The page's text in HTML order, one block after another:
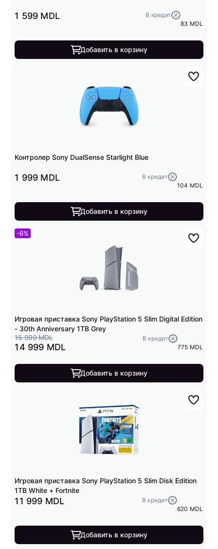
1 599 MDL
В кредит
83 MDL
Добавить в корзину
Контролер Sony DualSense Starlight Blue
1 999 MDL
В кредит
104 MDL
Добавить в корзину
-6%
Игровая приставка Sony PlayStation 5 Slim Digital Edition
- 30th Anniversary 1TB Grey
15 999 MDL
14 999 MDL
В кредит
775 MDL
Добавить в корзину
Игровая приставка Sony PlayStation 5 Slim Disk Edition
1TB White + Fortnite
11 999 MDL
В кредит
620 MDL
Добавить в корзину